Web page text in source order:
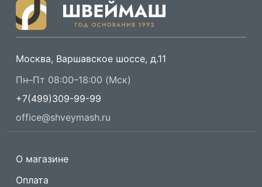
Москва, Варшавское шоссе, д.11
Пн–Пт 08:00–18:00 (Мск)
+7(499)309-99-99
office@shveymash.ru
О магазине
Оплата